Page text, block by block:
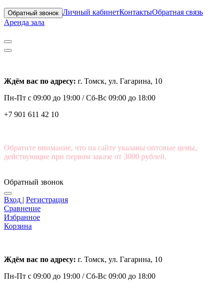
Обратный звонок Личный кабинетКонтактыОбратная связь
Аренда зала
Ждём вас по адресу: г. Томск, ул. Гагарина, 10
Пн-Пт с 09:00 до 19:00 /Сб-Вс 09:00 до 18:00
+7 901 611 42 10
Обратите внимание, что на сайте указаны оптовые цены,
действующие при первом заказе от 3000 рублей.
Обратный звонок
Вход | Регистрация
Сравнение
Избранное
Корзина
Ждём вас по адресу: г. Томск, ул. Гагарина, 10
Пн-Пт с 09:00 до 19:00 /Сб-Вс 09:00 до 18:00